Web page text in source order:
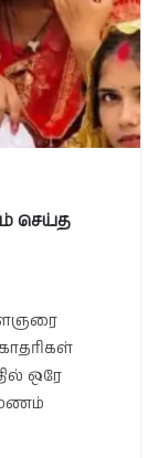
செய்த
ஒரே